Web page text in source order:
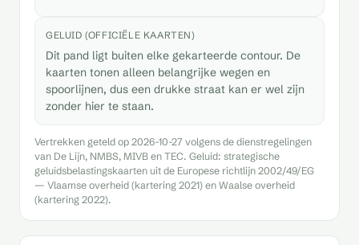
GELUID (OFFICIËLE KAARTEN)
Dit pand ligt buiten elke gekarteerde contour. De
kaarten tonen alleen belangrijke wegen en
spoorlijnen, dus een drukke straat kan er wel zijn
zonder hier te staan.
Vertrekken geteld op 2026-10-27 volgens de dienstregelingen
van De Lijn, NMBS, MIVB en TEC. Geluid: strategische
geluidsbelastingskaarten uit de Europese richtlijn 2002/49/EG
— Vlaamse overheid (kartering 2021) en Waalse overheid
(kartering 2022).